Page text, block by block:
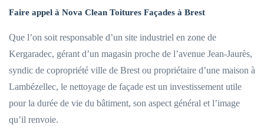
Faire appel à Nova Clean Toitures Façades à Brest
Que l’on soit responsable d’un site industriel en zone de
Kergaradec, gérant d’un magasin proche de l’avenue Jean-Jaurès,
syndic de copropriété ville de Brest ou propriétaire d’une maison à
Lambézellec, le nettoyage de façade est un investissement utile
pour la durée de vie du bâtiment, son aspect général et l’image
qu’il renvoie.